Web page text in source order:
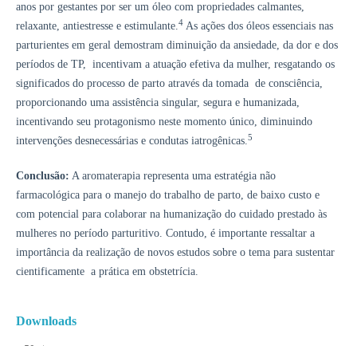
anos por gestantes por ser um óleo com propriedades calmantes,
relaxante, antiestresse e estimulante.4As ações dos óleos essenciais nas
parturientes em geral demostram diminuição da ansiedade, da dor e dos
períodos de TP, incentivam a atuação efetiva da mulher, resgatando os
significados do processo de parto através da tomada de consciência,
proporcionando uma assistência singular, segura e humanizada,
incentivando seu protagonismo neste momento único, diminuindo
intervenções desnecessárias e condutas iatrogênicas.5
Conclusão: A aromaterapia representa uma estratégia não
farmacológica para o manejo do trabalho de parto, de baixo custo e
com potencial para colaborar na humanização do cuidado prestado às
mulheres no período parturitivo. Contudo, é importante ressaltar a
importância da realização de novos estudos sobre o tema para sustentar
cientificamente a prática em obstetrícia.
Downloads